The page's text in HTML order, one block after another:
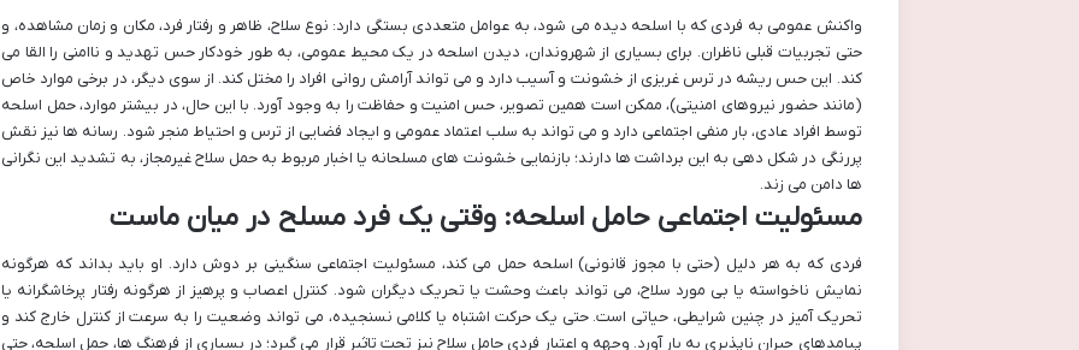
واکنش عمومی به فردی که با اسلحه دیده می شود، به عوامل متعددی بستگی دارد: نوع سلاح، ظاهر و رفتار فرد، مکان و زمان مشاهده، و
حتی تجربیات قبلی ناظران. برای بسیاری از شهروندان، دیدن اسلحه در یک محیط عمومی، به طور خودکار حس تهدید و ناامنی را القا می
کند. این حس ریشه در ترس غریزی از خشونت و آسیب دارد و می تواند آرامش روانی افراد را مختل کند. از سوی دیگر، در برخی موارد خاص
(مانند حضور نیروهای امنیتی)، ممکن است همین تصویر، حس امنیت و حفاظت را به وجود آورد. با این حال، در بیشتر موارد، حمل اسلحه
توسط افراد عادی، بار منفی اجتماعی دارد و می تواند به سلب اعتماد عمومی و ایجاد فضایی از ترس و احتیاط منجر شود. رسانه ها نیز نقش
پررنگی در شکل دهی به این برداشت ها دارند؛ بازنمایی خشونت های مسلحانه یا اخبار مربوط به حمل سلاح غیرمجاز، به تشدید این نگرانی
ها دامن می زند.
مسئولیت اجتماعی حامل اسلحه: وقتی یک فرد مسلح در میان ماست
فردی که به هر دلیل (حتی با مجوز قانونی) اسلحه حمل می کند، مسئولیت اجتماعی سنگینی بر دوش دارد. او باید بداند که هرگونه
نمایش ناخواسته یا بی مورد سلاح، می تواند باعث وحشت یا تحریک دیگران شود. کنترل اعصاب و پرهیز از هرگونه رفتار پرخاشگرانه یا
تحریک آمیز در چنین شرایطی، حیاتی است. حتی یک حرکت اشتباه یا کلامی نسنجیده، می تواند وضعیت را به سرعت از کنترل خارج کند و
پیامدهای جبران ناپذیری به بار آورد. وجهه و اعتبار فردی حامل سلاح نیز تحت تاثیر قرار می گیرد؛ در بسیاری از فرهنگ ها، حمل اسلحه، حتی